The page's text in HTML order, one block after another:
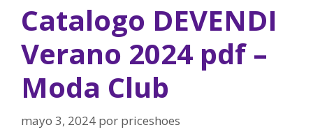
Catalogo DEVENDI
Verano 2024 pdf –
Moda Club
mayo 3, 2024 por priceshoes